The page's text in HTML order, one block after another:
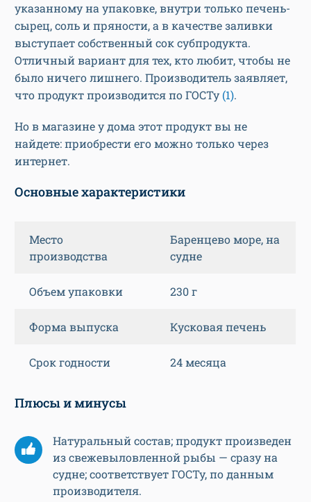
указанному на упаковке, внутри только печень-
сырец, соль и пряности, а в качестве заливки
выступает собственный сок субпродукта.
Отличный вариант для тех, кто любит, чтобы не
было ничего лишнего. Производитель заявляет,
что продукт производится по ГОСТу (1).
Но в магазине у дома этот продукт вы не
найдете: приобрести его можно только через
интернет.
Основные характеристики
Место
производства
Баренцево море, на
судне
Объем упаковки 230 г
Форма выпуска Кусковая печень
Срок годности 24 месяца
Плюсы и минусы
Натуральный состав; продукт произведен
из свежевыловленной рыбы — сразу на
судне; соответствует ГОСТу, по данным
производителя.